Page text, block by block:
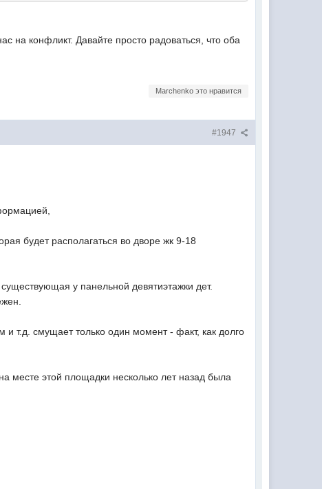
на конфликт. Давайте просто радоваться, что оба
Marchenko это нравится
#1947
будет располагаться во дворе жк 9-18
у панельной девятиэтажки дет.
т.д. смущает только один момент - факт, как долго
месте этой площадки несколько лет назад была